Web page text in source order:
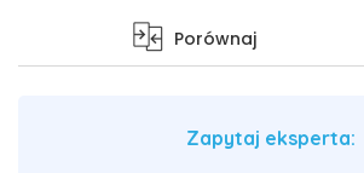
Porównaj
Zapytaj eksperta: